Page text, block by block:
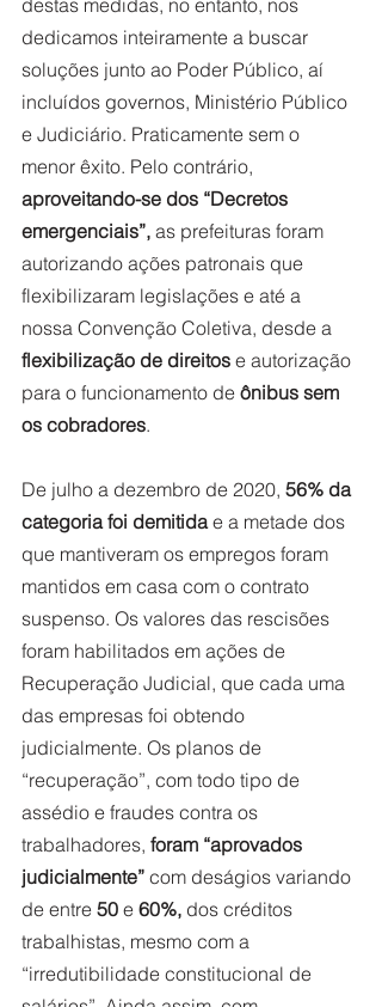
destas medidas, no entanto, nos
dedicamos inteiramente a buscar
soluções junto ao Poder Público, aí
incluídos governos, Ministério Público
e Judiciário. Praticamente sem o
menor êxito. Pelo contrário,
aproveitando-se dos “Decretos
emergenciais”, as prefeituras foram
autorizando ações patronais que
flexibilizaram legislações e até a
nossa Convenção Coletiva, desde a
flexibilização de direitos e autorização
para o funcionamento de ônibus sem
os cobradores.
De julho a dezembro de 2020, 56% da
categoria foi demitida e a metade dos
que mantiveram os empregos foram
mantidos em casa com o contrato
suspenso. Os valores das rescisões
foram habilitados em ações de
Recuperação Judicial, que cada uma
das empresas foi obtendo
judicialmente. Os planos de
“recuperação”, com todo tipo de
assédio e fraudes contra os
trabalhadores, foram “aprovados
judicialmente” com deságios variando
de entre 50 e 60%, dos créditos
trabalhistas, mesmo com a
“irredutibilidade constitucional de